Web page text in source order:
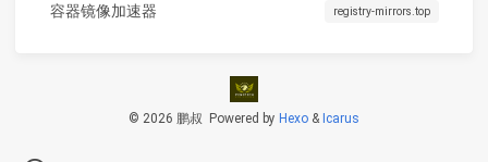
容器镜像加速器 registry-mirrors.top
© 2026 鹏叔 Powered by Hexo & Icarus